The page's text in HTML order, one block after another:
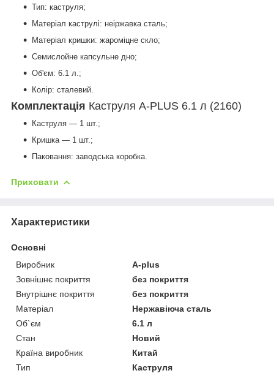
Тип: каструля;
Матеріал каструлі: неіржавка сталь;
Матеріал кришки: жароміцне скло;
Семислойне капсульне дно;
Об'єм: 6.1 л.;
Колір: сталевий.
Комплектація Каструля A-PLUS 6.1 л (2160)
Каструля — 1 шт.;
Кришка — 1 шт.;
Паковання: заводська коробка.
Приховати
Характеристики
Основні
Виробник
A-plus
Зовнішнє покриття
без покриття
Внутрішнє покриття
без покриття
Матеріал
Нержавіюча сталь
Об`єм
6.1 л
Стан
Новий
Країна виробник
Китай
Тип
Каструля